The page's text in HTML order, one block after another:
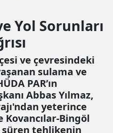
Yol Sorunları
ve çevresindeki
sulama ve
PAR’ın
Abbas Yılmaz,
yeterince
Kovancılar-Bingöl
süren tehlikenin